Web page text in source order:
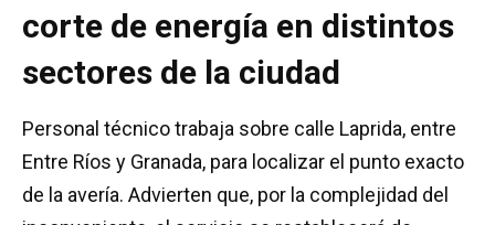
corte de energía en distintos
sectores de la ciudad
Personal técnico trabaja sobre calle Laprida, entre
Entre Ríos y Granada, para localizar el punto exacto
de la avería. Advierten que, por la complejidad del